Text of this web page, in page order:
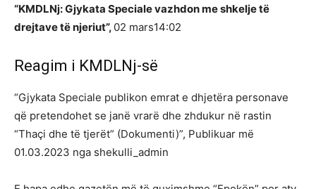
“KMDLNj: Gjykata Speciale vazhdon me shkelje të
drejtave të njeriut”, 02 mars14:02
Reagim i KMDLNj-së
“Gjykata Speciale publikon emrat e dhjetëra personave
që pretendohet se janë vrarë dhe zhdukur në rastin
“Thaçi dhe të tjerët” (Dokumenti)”, Publikuar më
01.03.2023 nga shekulli_admin